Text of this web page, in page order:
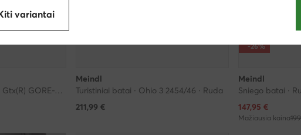
Turistiniai batai · Narvik Gtx(R) GORE-TEX 5101 · Ruda
Meindl
Turistiniai batai · Ohio 3 2454/46 · Ruda
211,99 €
-26%
Meindl
Sniego batai ·
Dabartinė kaina
147,95 €
Mažiausia kaina
variantai